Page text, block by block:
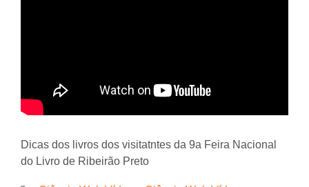
Dicas dos livros dos visitatntes da 9a Feira Nacional
do Livro de Ribeirão Preto